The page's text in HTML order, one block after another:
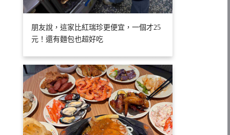
朋友說，這家比紅瑞珍更便宜，一個才25
元！還有麵包也超好吃